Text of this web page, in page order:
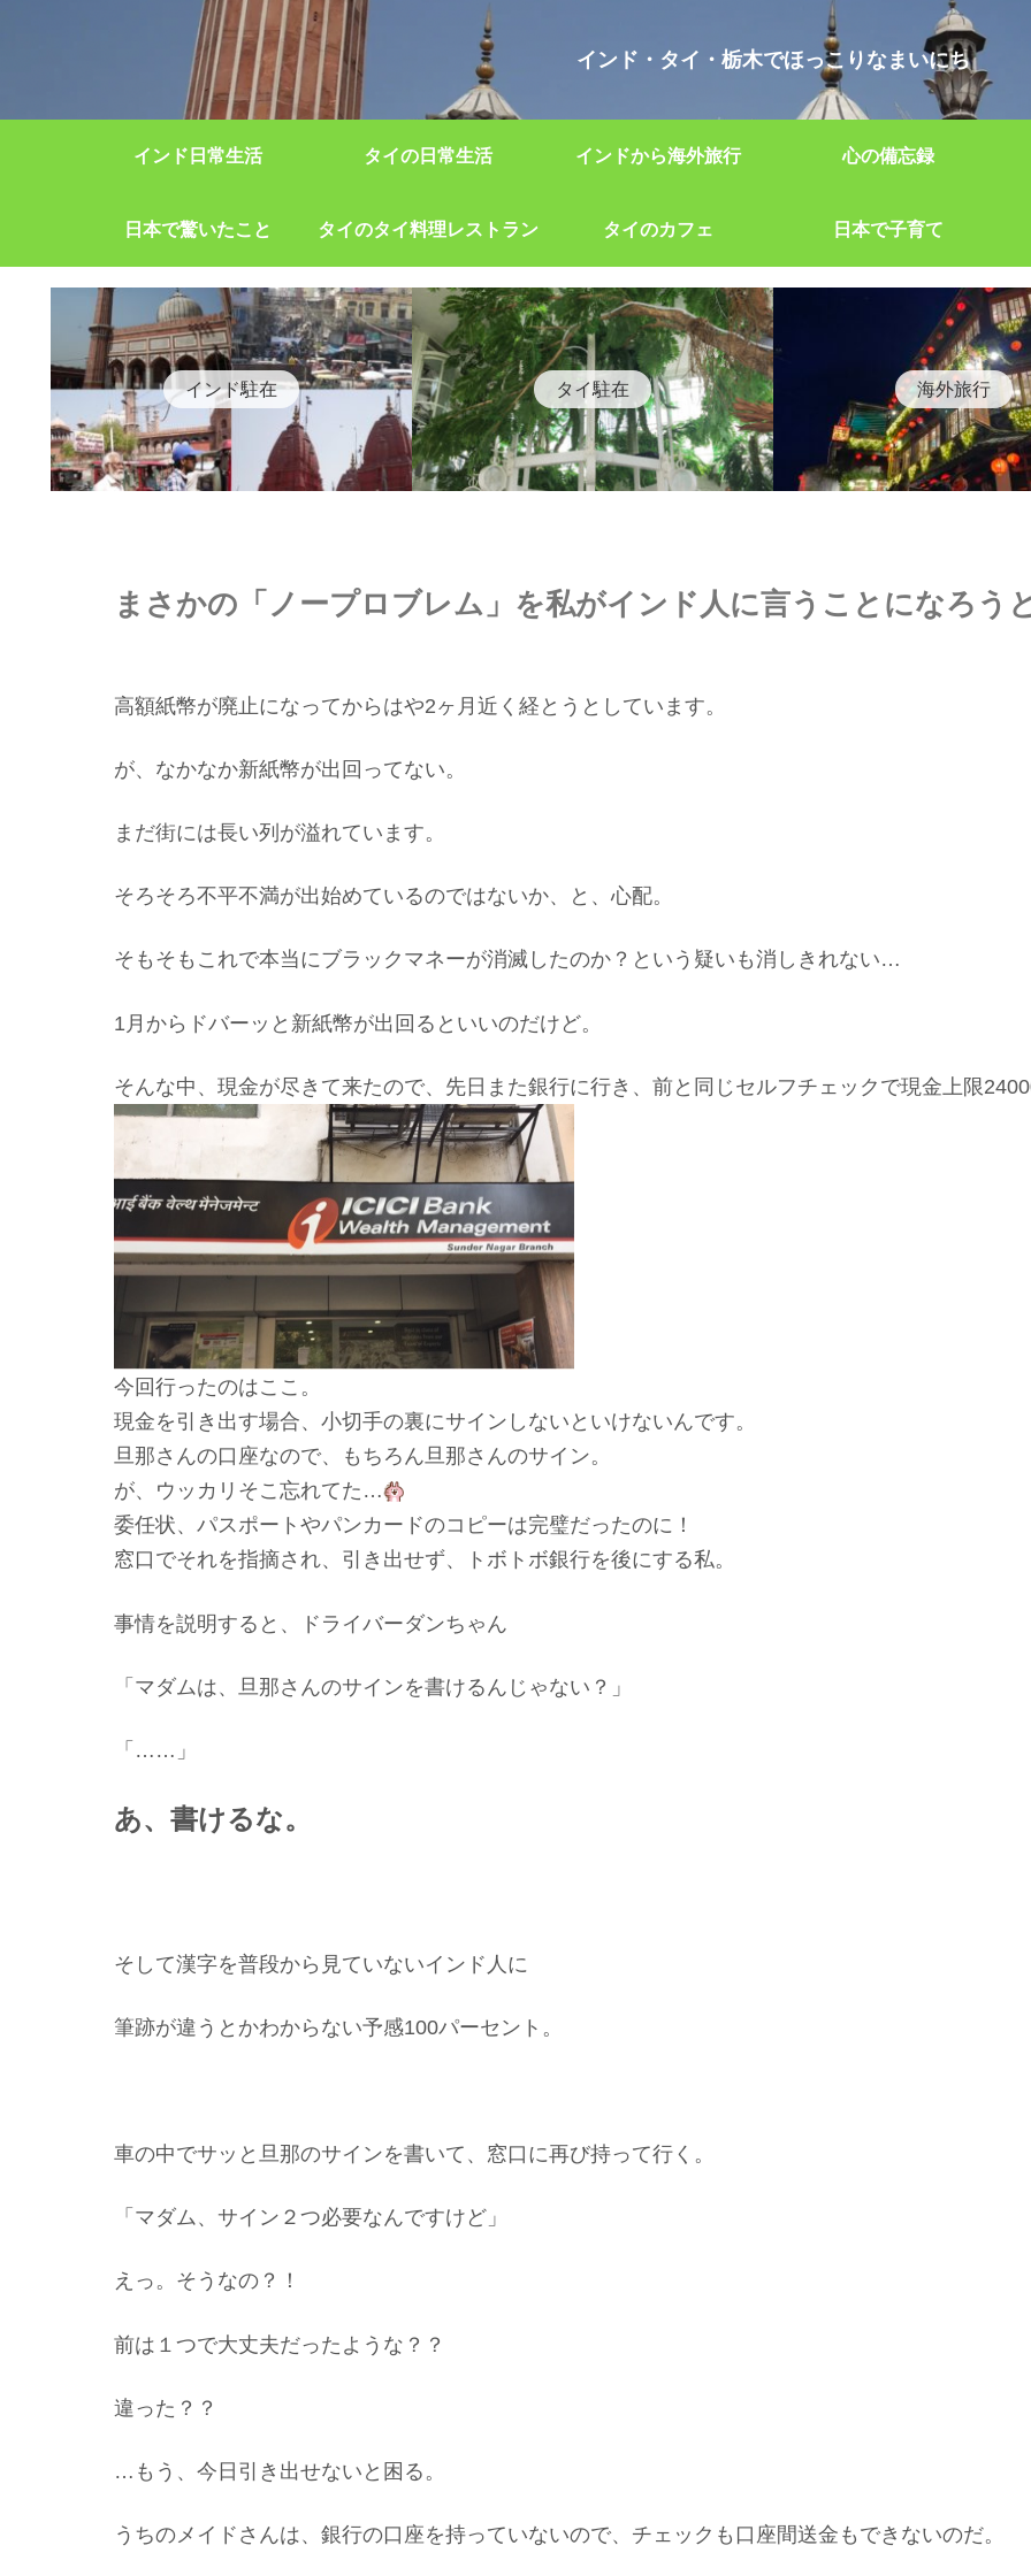
インド・タイ・栃木でほっこりなまいにち
インド日常生活 タイの日常生活 インドから海外旅行 心の備忘録
日本で驚いたこと タイのタイ料理レストラン タイのカフェ 日本で子育て
インド駐在 タイ駐在 海外旅行
まさかの「ノープロブレム」を私がインド人に言うことになろう
高額紙幣が廃止になってからはや2ヶ月近く経とうとしています。
が、なかなか新紙幣が出回ってない。
まだ街には長い列が溢れています。
そろそろ不平不満が出始めているのではないか、と、心配。
そもそもこれで本当にブラックマネーが消滅したのか？という疑いも消しきれない…
1月からドバーッと新紙幣が出回るといいのだけど。
そんな中、現金が尽きて来たので、先日また銀行に行き、前と同じセルフチェックで現金上限
今回行ったのはここ。
現金を引き出す場合、小切手の裏にサインしないといけないんです。
旦那さんの口座なので、もちろん旦那さんのサイン。
が、ウッカリそこ忘れてた…
委任状、パスポートやパンカードのコピーは完璧だったのに！
窓口でそれを指摘され、引き出せず、トボトボ銀行を後にする私。
事情を説明すると、ドライバーダンちゃん
「マダムは、旦那さんのサインを書けるんじゃない？」
「……」
あ、書けるな。
そして漢字を普段から見ていないインド人に
筆跡が違うとかわからない予感100パーセント。
車の中でサッと旦那のサインを書いて、窓口に再び持って行く。
「マダム、サイン２つ必要なんですけど」
えっ。そうなの？！
前は１つで大丈夫だったような？？
違った？？
…もう、今日引き出せないと困る。
うちのメイドさんは、銀行の口座を持っていないので、チェックも口座間送金もできないのだ。